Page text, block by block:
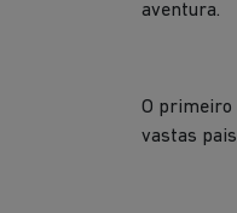
aventura.
O primeiro
vastas